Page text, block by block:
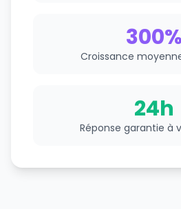
300%
Croissance
24h
Réponse garantie à